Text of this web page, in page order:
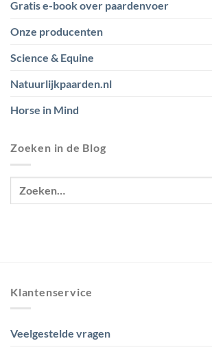
Gratis e-book over paardenvoer
Onze producenten
Science & Equine
Natuurlijkpaarden.nl
Horse in Mind
Zoeken in de Blog
Klantenservice
Veelgestelde vragen